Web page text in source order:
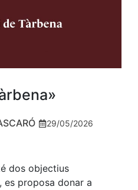
29/05/2026
dos objectius
es proposa donar a